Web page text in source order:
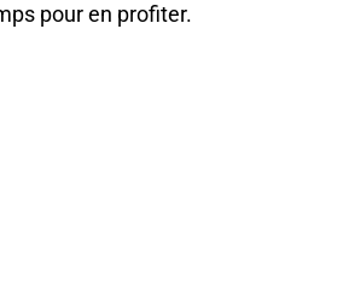
pour en profiter.